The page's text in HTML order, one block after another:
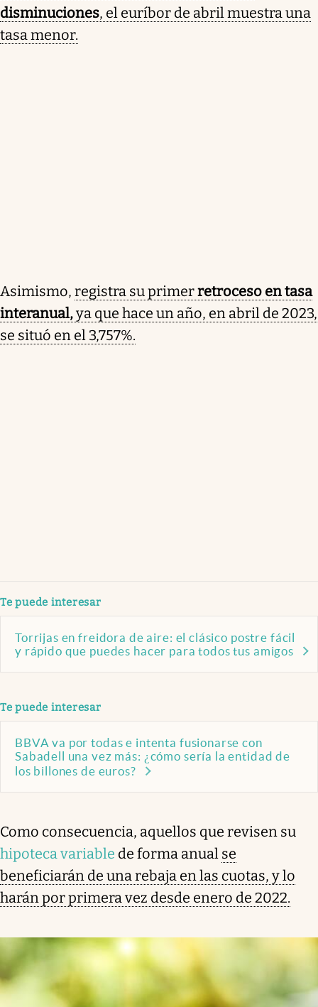
disminuciones, el euríbor de abril muestra una
tasa menor.
Asimismo, registra su primerretroceso en tasa
interanual,ya que hace un año, en abril de 2023,
se situó en el 3,757%.
Te puede interesar
Torrijas en freidora de aire: el clásico postre fácil
y rápido que puedes hacer para todos tus amigos
Te puede interesar
BBVA va por todas e intenta fusionarse con
Sabadell una vez más: ¿cómo sería la entidad de
los billones de euros?
Como consecuencia, aquellos que revisen su
hipoteca variable de forma anual se
beneficiarán de una rebaja en las cuotas, y lo
harán por primera vez desde enero de 2022.